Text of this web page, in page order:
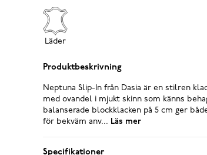
Läder
Produktbeskrivning
Neptuna Slip-In från Dasia är en stilren
med ovandel i mjukt skinn som känns
balanserade blockklacken på 5 cm ger
för bekväm anv... Läs mer
Specifikationer